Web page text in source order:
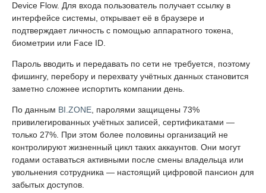
Device Flow. Для входа пользователь получает ссылку в
интерфейсе системы, открывает её в браузере и
подтверждает личность с помощью аппаратного токена,
биометрии или Face ID.
Пароль вводить и передавать по сети не требуется, поэтому
фишингу, перебору и перехвату учётных данных становится
заметно сложнее испортить компании день.
По данным BI.ZONE, паролями защищены 73%
привилегированных учётных записей, сертификатами —
только 27%. При этом более половины организаций не
контролируют жизненный цикл таких аккаунтов. Они могут
годами оставаться активными после смены владельца или
увольнения сотрудника — настоящий цифровой пансион для
забытых доступов.